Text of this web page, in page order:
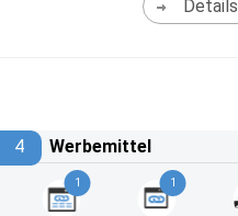
Details
4 Werbemittel
1 1